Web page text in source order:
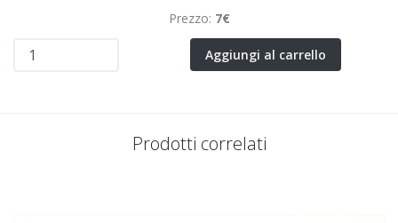
Prezzo: 7€
Aggiungi al carrello
Prodotti correlati